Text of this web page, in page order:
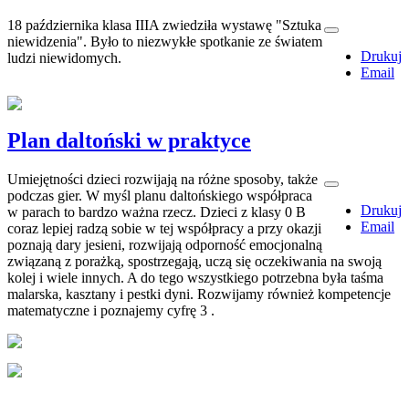
Drukuj
Email
18 października klasa IIIA zwiedziła wystawę "Sztuka
niewidzenia". Było to niezwykłe spotkanie ze światem
ludzi niewidomych.
Plan daltoński w praktyce
Drukuj
Email
Umiejętności dzieci rozwijają na różne sposoby, także
podczas gier. W myśl planu daltońskiego współpraca
w parach to bardzo ważna rzecz. Dzieci z klasy 0 B
coraz lepiej radzą sobie w tej współpracy a przy okazji
poznają dary jesieni, rozwijają odporność emocjonalną
związaną z porażką, spostrzegają, uczą się oczekiwania na swoją
kolej i wiele innych. A do tego wszystkiego potrzebna była taśma
malarska, kasztany i pestki dyni. Rozwijamy również kompetencje
matematyczne i poznajemy cyfrę 3 .